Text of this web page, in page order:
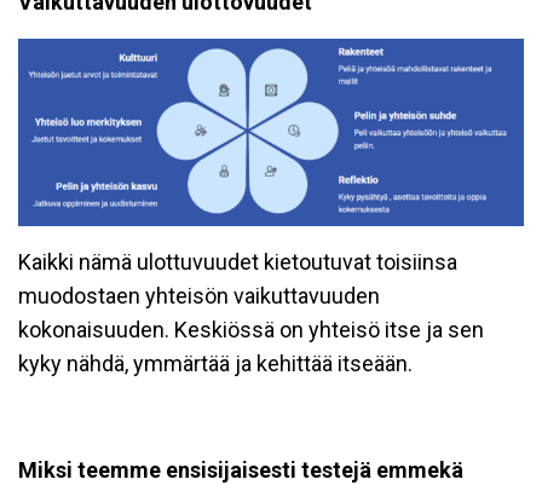
Kaikki nämä ulottuvuudet kietoutuvat toisiinsa
muodostaen yhteisön vaikuttavuuden
kokonaisuuden. Keskiössä on yhteisö itse ja sen
kyky nähdä, ymmärtää ja kehittää itseään.
Miksi teemme ensisijaisesti testejä emmekä